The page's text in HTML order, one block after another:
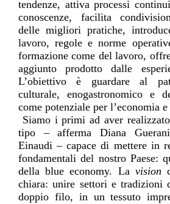
tendenze, attiva processi
conoscenze, facilita
delle migliori pratiche,
lavoro, regole e norme
formazione come del lavoro,
aggiunto prodotto dalle
L’obiettivo è guardare al
culturale, enogastronomico e
come potenziale per l’economia e
Siamo i primi ad aver
tipo – afferma Diana
Guerani
Einaudi – capace di mettere in
fondamentali del nostro Paese:
della blue economy. La vision
chiara: unire settori e tradizioni
doppio filo, in un tessuto